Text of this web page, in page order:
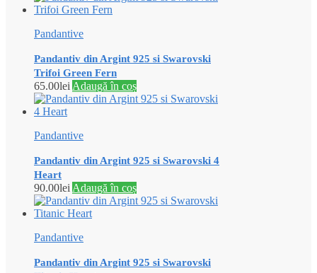
Pandantive
Pandantiv din Argint 925 si Swarovski
Trifoi Green Fern
65.00lei Adaugă în coș
Pandantive
Pandantiv din Argint 925 si Swarovski 4
Heart
90.00lei Adaugă în coș
Pandantive
Pandantiv din Argint 925 si Swarovski